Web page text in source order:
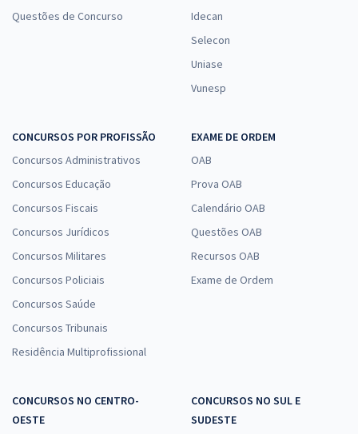
Questões de Concurso
Idecan
Selecon
Uniase
Vunesp
CONCURSOS POR PROFISSÃO
Concursos Administrativos
Concursos Educação
Concursos Fiscais
Concursos Jurídicos
Concursos Militares
Concursos Policiais
Concursos Saúde
Concursos Tribunais
Residência Multiprofissional
EXAME DE ORDEM
OAB
Prova OAB
Calendário OAB
Questões OAB
Recursos OAB
Exame de Ordem
CONCURSOS NO CENTRO-
OESTE
CONCURSOS NO SUL E
SUDESTE